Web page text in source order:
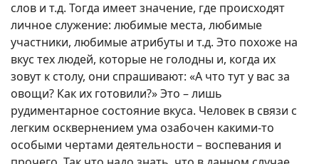
слов и т.д. Тогда имеет значение, где происходят
личное служение: любимые места, любимые
участники, любимые атрибуты и т.д. Это похоже на
вкус тех людей, которые не голодны и, когда их
зовут к столу, они спрашивают: «А что тут у вас за
овощи? Как их готовили?» Это – лишь
рудиментарное состояние вкуса. Человек в связи с
легким осквернением ума озабочен какими-то
особыми чертами деятельности – воспевания и